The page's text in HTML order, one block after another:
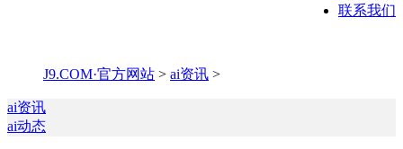
联系我们
J9.COM·官方网站 > ai资讯 >
ai资讯
ai动态